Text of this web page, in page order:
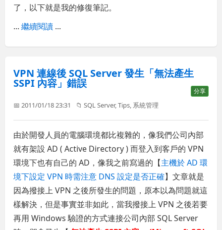
了，以下就是我的修復筆記。
...繼續閱讀 ...
VPN 連線後 SQL Server 發生「無法產生
SSPI 內容」錯誤
分享
📅 2011/01/18 23:31 📁SQL Server,Tips, 系統管理
由於開發人員的電腦環境都比複雜的，像我們公司內部
就有架設 AD ( Active Directory ) 而登入到客戶的 VPN
環境下也有自己的 AD，像我之前寫過的【主機於 AD 環
境下設定 VPN 時需注意 DNS 設定是否正確】文章就是
因為撥接上 VPN 之後所發生的問題，原本以為問題就這
樣解決，但是事實並非如此，當我撥接上 VPN 之後若要
再用 Windows 驗證的方式連接公司內部 SQL Server